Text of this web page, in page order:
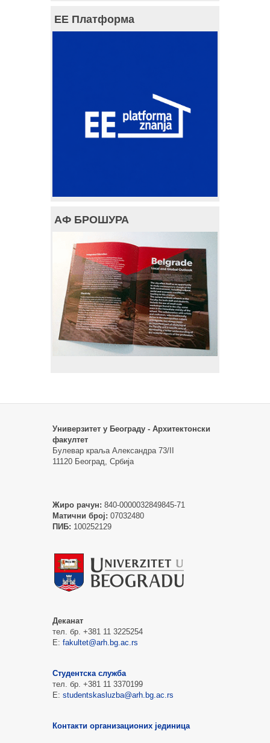
ЕЕ Платформа
АФ БРОШУРА
Универзитет у Београду - Архитектонски
факултет
Булевар краља Александра 73/II
11120 Београд, Србија
Жиро рачун: 840-0000032849845-71
Матични број: 07032480
ПИБ: 100252129
Деканат
тел. бр. +381 11 3225254
Е: fakultet@arh.bg.ac.rs
Студентска служба
тел. бр. +381 11 3370199
Е: studentskasluzba@arh.bg.ac.rs
Контакти организационих јединица